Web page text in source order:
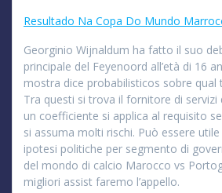
Resultado Na Copa Do Mundo
Georginio Wijnaldum ha fatto il suo
principale del Feyenoord all’età di 16
mostra dice probabilisticos sobre qual
Tra questi si trova il fornitore di servizi
un coefficiente si applica al requisito
si assuma molti rischi. Può essere
ipotesi politiche per segmento di
del mondo di calcio Marocco vs
migliori assist faremo l’appello.